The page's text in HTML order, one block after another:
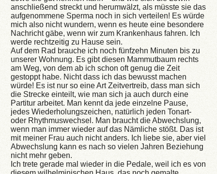
anschließend streckt und herumwälzt, als müsste sie das
aufgenommene Sperma noch in sich verteilen! Es würde
mich also nicht wundern, wenn es heute eine besondere
Nachricht gäbe, wenn wir zum Krankenhaus fahren. Ich
werde rechtzeitig zu Hause sein.
Auf dem Rad brauche ich noch fünfzehn Minuten bis zu
unserer Wohnung. Es gibt diesen Mammutbaum rechts
am Weg, von dem ab ich schon oft genug die Zeit
gestoppt habe. Nicht dass ich das bewusst machen
würde! Es ist nur so eine Art Zeitvertreib, dass man sich
die Strecke einteilt, wie man sich ja auch durch eine
Partitur arbeitet. Man kennt da jede einzelne Pause,
jedes Wiederholungszeichen, natürlich jeden Tonart-
oder Rhythmuswechsel. Man braucht die Abwechslung,
wenn man immer wieder auf das Nämliche stößt. Das ist
mit meiner Frau auch nicht anders. Ich liebe sie, aber viel
Abwechslung kann es nach so vielen Jahren Beziehung
nicht mehr geben.
Ich trete gerade mal wieder in die Pedale, weil ich es von